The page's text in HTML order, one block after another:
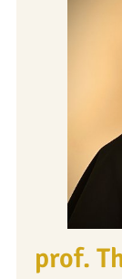
prof.